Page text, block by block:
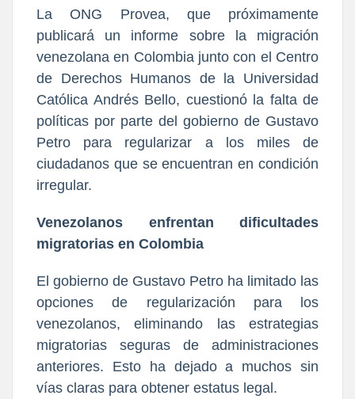
La ONG Provea, que próximamente
publicará un informe sobre la migración
venezolana en Colombia junto con el Centro
de Derechos Humanos de la Universidad
Católica Andrés Bello, cuestionó la falta de
políticas por parte del gobierno de Gustavo
Petro para regularizar a los miles de
ciudadanos que se encuentran en condición
irregular.
Venezolanos enfrentan dificultades
migratorias en Colombia
El gobierno de Gustavo Petro ha limitado las
opciones de regularización para los
venezolanos, eliminando las estrategias
migratorias seguras de administraciones
anteriores. Esto ha dejado a muchos sin
vías claras para obtener estatus legal.